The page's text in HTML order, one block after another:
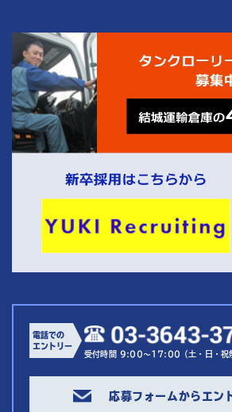
結城運輸倉庫の4
電話での
エントリー
受付時間 9:00～17:00（土・日・祝
応募フォームからエン